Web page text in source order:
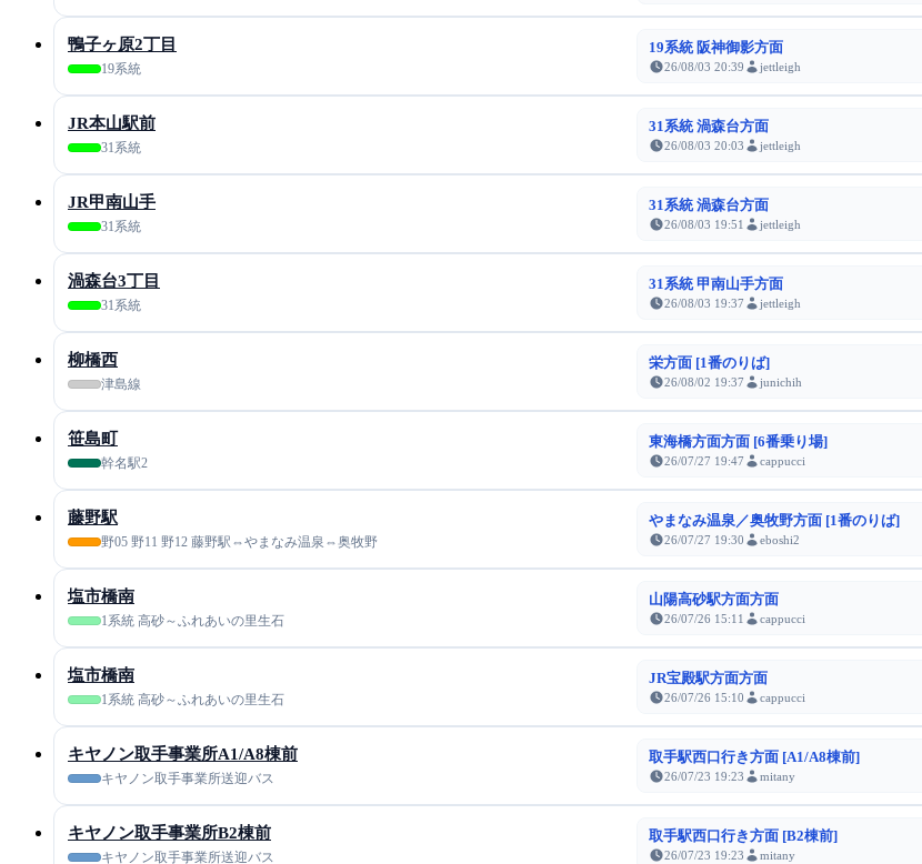
鴨子ヶ原2丁目
19系統
19系統 阪神御影方面
26/08/03 20:39 jettleigh
JR本山駅前
31系統
31系統 渦森台方面
26/08/03 20:03 jettleigh
JR甲南山手
31系統
31系統 渦森台方面
26/08/03 19:51 jettleigh
渦森台3丁目
31系統
31系統 甲南山手方面
26/08/03 19:37 jettleigh
柳橋西
津島線
栄方面 [1番のりば]
26/08/02 19:37 junichih
笹島町
幹名駅2
東海橋方面方面 [6番乗り場]
26/07/27 19:47 cappucci
藤野駅
野05 野11 野12 藤野駅⇔やまなみ温泉⇔奥牧野
やまなみ温泉／奥牧野方面 [1番のりば]
26/07/27 19:30 eboshi2
塩市橋南
1系統 高砂～ふれあいの里生石
山陽高砂駅方面方面
26/07/26 15:11 cappucci
塩市橋南
1系統 高砂～ふれあいの里生石
JR宝殿駅方面方面
26/07/26 15:10 cappucci
キヤノン取手事業所A1/A8棟前
キヤノン取手事業所送迎バス
取手駅西口行き方面 [A1/A8棟前]
26/07/23 19:23 mitany
キヤノン取手事業所B2棟前
キヤノン取手事業所送迎バス
取手駅西口行き方面 [B2棟前]
26/07/23 19:23 mitany